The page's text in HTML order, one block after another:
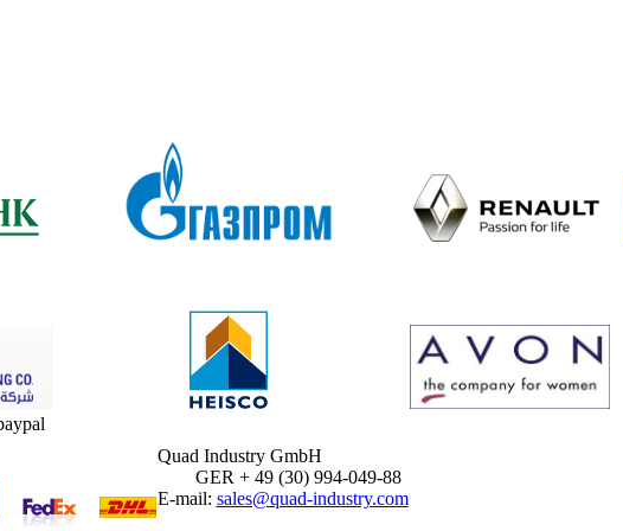
Quad Industry GmbH
GER + 49 (30) 994-049-88
E-mail: sales@quad-industry.com